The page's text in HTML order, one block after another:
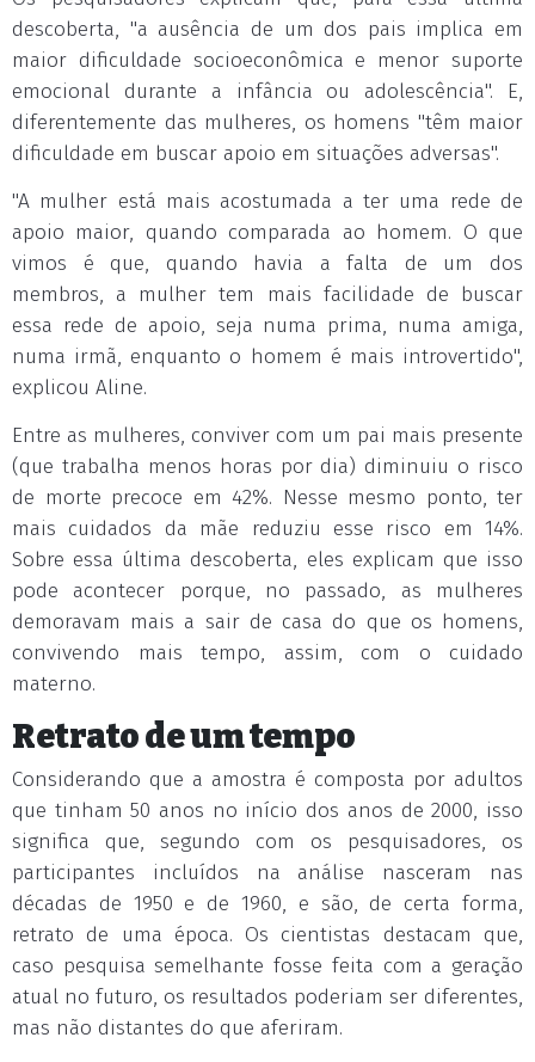
descoberta, "a ausência de um dos pais implica em
maior dificuldade socioeconômica e menor suporte
emocional durante a infância ou adolescência". E,
diferentemente das mulheres, os homens "têm maior
dificuldade em buscar apoio em situações adversas".
"A mulher está mais acostumada a ter uma rede de
apoio maior, quando comparada ao homem. O que
vimos é que, quando havia a falta de um dos
membros, a mulher tem mais facilidade de buscar
essa rede de apoio, seja numa prima, numa amiga,
numa irmã, enquanto o homem é mais introvertido",
explicou Aline.
Entre as mulheres, conviver com um pai mais presente
(que trabalha menos horas por dia) diminuiu o risco
de morte precoce em 42%. Nesse mesmo ponto, ter
mais cuidados da mãe reduziu esse risco em 14%.
Sobre essa última descoberta, eles explicam que isso
pode acontecer porque, no passado, as mulheres
demoravam mais a sair de casa do que os homens,
convivendo mais tempo, assim, com o cuidado
materno.
Retrato de um tempo
Considerando que a amostra é composta por adultos
que tinham 50 anos no início dos anos de 2000, isso
significa que, segundo com os pesquisadores, os
participantes incluídos na análise nasceram nas
décadas de 1950 e de 1960, e são, de certa forma,
retrato de uma época. Os cientistas destacam que,
caso pesquisa semelhante fosse feita com a geração
atual no futuro, os resultados poderiam ser diferentes,
mas não distantes do que aferiram.